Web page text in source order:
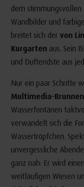
dem stimmungsvollen
Wandbilder und
breitet sich der von
Kurgartenaus. Sein
und Duftendste aus
Nur ein paar Schritte
Multimedia-Brunnen
Wasserfontänen
verwandelt sich die
Wassertröpfchen.
unvergessliche
ganz nah: Er wird
weitläufigen Wiesen